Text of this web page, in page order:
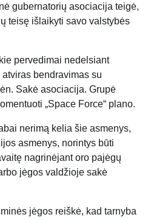
gubernatorių asociacija teigė,
teisę išlaikyti savo valstybės
pervedimai nedelsiant
bendravimas su
Sakė asociacija. Grupė
„Space Force“ plano.
nerimą kelia šie asmenys,
asmenys, norintys būti
nagrinėjant oro pajėgų
jėgos valdžioje sakė
jėgos reiškė, kad tarnyba